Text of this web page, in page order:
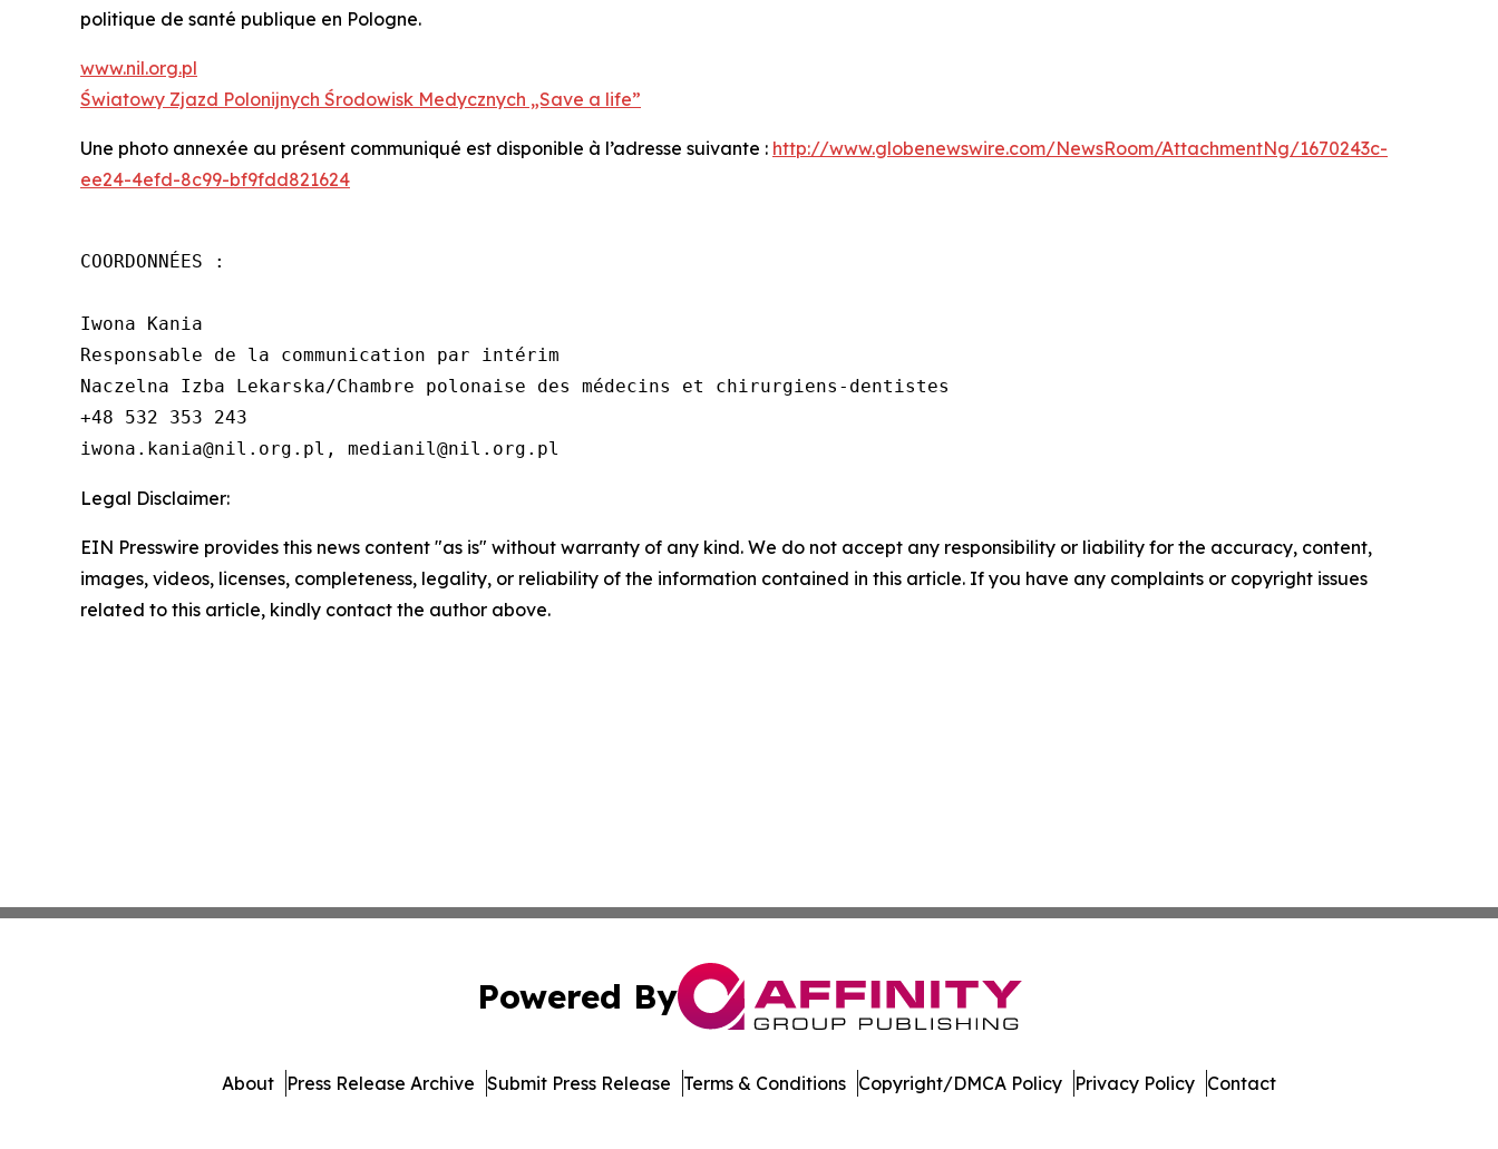
politique de santé publique en Pologne.
www.nil.org.pl
Światowy Zjazd Polonijnych Środowisk Medycznych „Save a life”
Une photo annexée au présent communiqué est disponible à l’adresse suivante : http://www.globenewswire.com/NewsRoom/AttachmentNg/1670243c-
ee24-4efd-8c99-bf9fdd821624
COORDONNÉES :
Iwona Kania
Responsable de la communication par intérim
Naczelna Izba Lekarska/Chambre polonaise des médecins et chirurgiens-dentistes
+48 532 353 243
iwona.kania@nil.org.pl, medianil@nil.org.pl
Legal Disclaimer:
EIN Presswire provides this news content "as is" without warranty of any kind. We do not accept any responsibility or liability for the accuracy, content,
images, videos, licenses, completeness, legality, or reliability of the information contained in this article. If you have any complaints or copyright issues
related to this article, kindly contact the author above.
Powered By
About Press Release Archive Submit Press Release Terms & Conditions Copyright/DMCA Policy Privacy Policy Contact